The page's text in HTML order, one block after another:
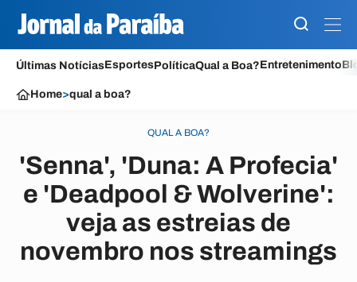
Últimas NotíciasEsportesPolíticaQual a Boa?Entretenimento
Home>qual a boa?
QUAL A BOA?
'Senna', 'Duna: A Profecia'
e 'Deadpool & Wolverine':
veja as estreias de
novembro nos streamings